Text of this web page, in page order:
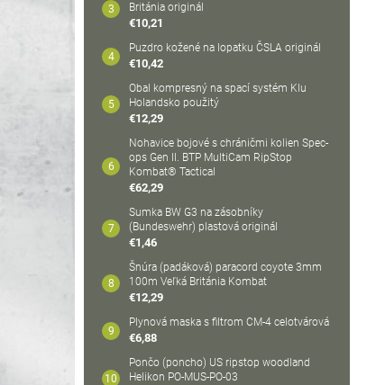
Británia originál
€10,21
Puzdro kožené na lopatku ČSLA originál
€10,42
Obal kompresný na spací systém Klu
Holandsko použitý
€12,29
Nohavice bojové s chráničmi kolien Spec-
ops Gen II. BTP MultiCam RipStop
Kombat® Tactical
€62,29
Sumka BW G3 na zásobníky
(Bundeswehr) plastová originál
€1,46
Šnúra (padáková) paracord coyote 3mm
100m Veľká Británia Kombat
€12,29
Plynová maska s filtrom CM-4 celotvárová
€6,88
Pončo (poncho) US ripstop woodland
Helikon PO-MUS-PO-03